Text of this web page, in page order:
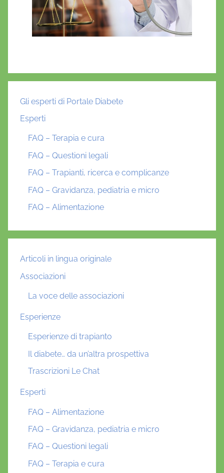
Gli esperti di Portale Diabete
Esperti
FAQ – Terapia e cura
FAQ – Questioni legali
FAQ – Trapianti, ricerca e complicanze
FAQ – Gravidanza, pediatria e micro
FAQ – Alimentazione
Articoli in lingua originale
Associazioni
La voce delle associazioni
Esperienze
Esperienze di trapianto
Il diabete… da un’altra prospettiva
Trascrizioni Le Chat
Esperti
FAQ – Alimentazione
FAQ – Gravidanza, pediatria e micro
FAQ – Questioni legali
FAQ – Terapia e cura